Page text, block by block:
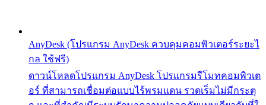
AnyDesk (โปรแกรม AnyDesk ควบคุมคอมพิวเตอร์ระยะไ
กล ใช้ฟรี)
ดาวน์โหลดโปรแกรม AnyDesk โปรแกรมรีโมทคอมพิวเต
อร์ ที่สามารถเชื่อมต่อแบบไร้พรมแดน รวดเร็มไม่มีกระตุ